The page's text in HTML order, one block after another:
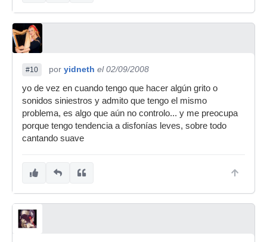
#10 por yidneth el 02/09/2008
yo de vez en cuando tengo que hacer algún grito o
sonidos siniestros y admito que tengo el mismo
problema, es algo que aún no controlo... y me preocupa
porque tengo tendencia a disfonías leves, sobre todo
cantando suave